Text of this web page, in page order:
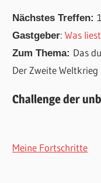
Nächstes Treffen:
Gastgeber:Was
Zum Thema: Das
Der Zweite Weltkrieg
Challenge der
Meine Fortschritte